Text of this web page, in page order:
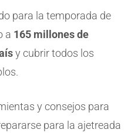
para la temporada de
a 165 millones de
y cubrir todos los
y consejos para
para la ajetreada